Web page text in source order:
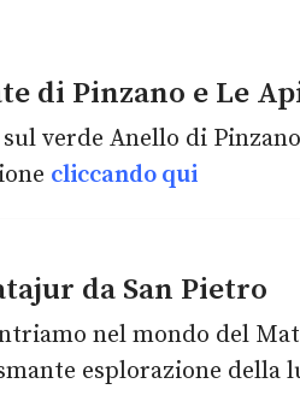
di Pinzano e Le
verde Anello di
cliccando qui
da San Pietro
nel mondo del
esplorazione